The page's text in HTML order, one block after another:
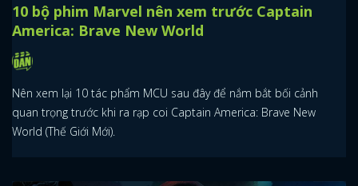
10 bộ phim Marvel nên xem trước Captain
America: Brave New World
Nên xem lại 10 tác phẩm MCU sau đây để nắm bắt bối cảnh
quan trọng trước khi ra rạp coi Captain America: Brave New
World (Thế Giới Mới).